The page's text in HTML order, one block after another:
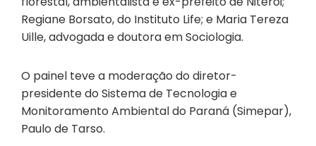
Regiane Borsato, do Instituto Life; e Maria Tereza
Uille, advogada e doutora em Sociologia.
O painel teve a moderação do diretor-
presidente do Sistema de Tecnologia e
Monitoramento Ambiental do Paraná (Simepar),
Paulo de Tarso.